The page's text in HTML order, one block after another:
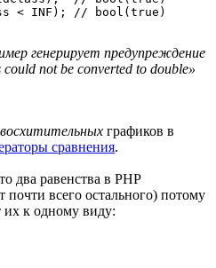
< INF); // bool(true)
генерирует предупреждение
not be converted to double»
восхитительных графиков в
сравнения.
два равенства в PHP
всего остального) потому
их к одному виду: